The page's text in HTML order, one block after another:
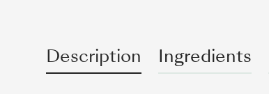
Description Ingredients